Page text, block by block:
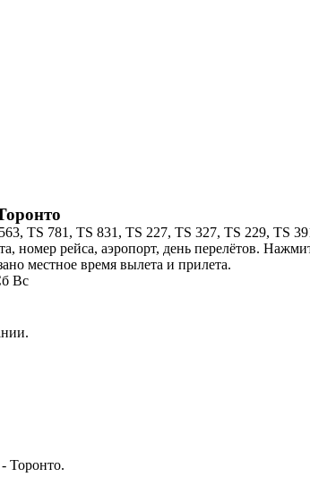
TS 781, TS 831, TS 227, TS 327, TS 229, TS
номер рейса, аэропорт, день перелётов.
местное время вылета и прилета.
Вс
Торонто.